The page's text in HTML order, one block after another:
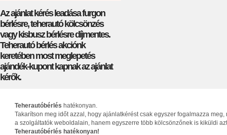
Az ajánlat kérés leadása furgon
bérlésre, teherautó kölcsönzés
vagy kisbusz bérlésre díjmentes.
Teherautó bérlés akciónk
keretében most meglepetés
ajándék-kupont kapnak az ajánlat
kérők.
Teherautóbérlés hatékonyan.
Takarítson meg időt azzal, hogy ajánlatkérést csak egyszer fogalmazza
a szolgáltatók weboldalain, hanem egyszerre több kölcsönzőnek is kiküldi
Teherautóbérlés hatékonyan!